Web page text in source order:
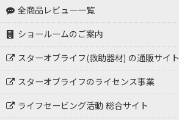
全商品レビュー一覧
ショールームのご案内
スターオブライフ(救助器材) の通販サイト
スターオブライフのライセンス事業
ライフセービング活動 総合サイト